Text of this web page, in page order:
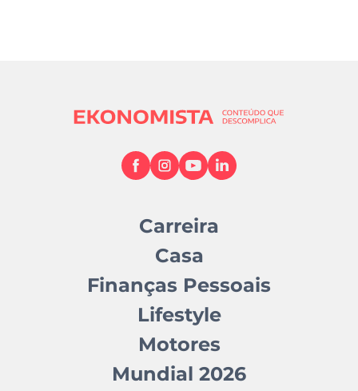
Carreira
Casa
Finanças Pessoais
Lifestyle
Motores
Mundial 2026